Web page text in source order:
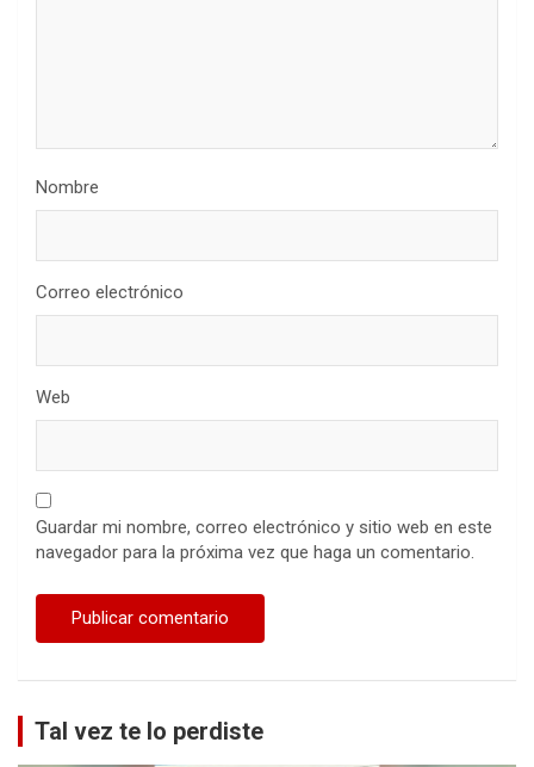
Nombre
Correo electrónico
Web
Guardar mi nombre, correo electrónico y sitio web en este
navegador para la próxima vez que haga un comentario.
Tal vez te lo perdiste